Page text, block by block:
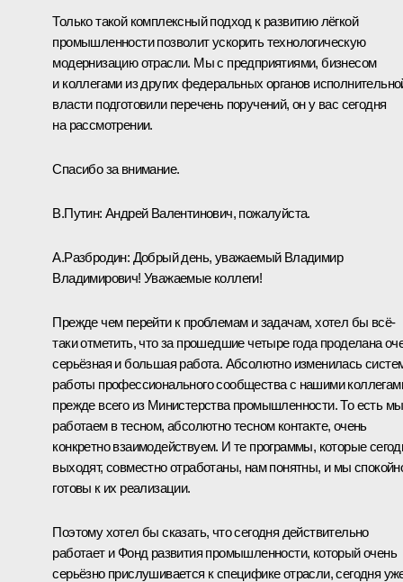
Только такой комплексный подход к развитию лёгкой
промышленности позволит ускорить технологическую
модернизацию отрасли. Мы с предприятиями, бизнесом
и коллегами из других федеральных органов
власти подготовили перечень поручений, он у вас сегодня
на рассмотрении.
Спасибо за внимание.
В.Путин: Андрей Валентинович, пожалуйста.
А.Разбродин: Добрый день, уважаемый Владимир
Владимирович! Уважаемые коллеги!
Прежде чем перейти к проблемам и задачам, хотел бы всё-
таки отметить, что за прошедшие четыре года проделана
серьёзная и большая работа. Абсолютно изменилась
работы профессионального сообщества с нашими
прежде всего из Министерства промышленности. То есть мы
работаем в тесном, абсолютно тесном контакте, очень
конкретно взаимодействуем. И те программы, которые
выходят, совместно отработаны, нам понятны, и мы
готовы к их реализации.
Поэтому хотел бы сказать, что сегодня действительно
работает и Фонд развития промышленности, который очень
серьёзно прислушивается к специфике отрасли, сегодня